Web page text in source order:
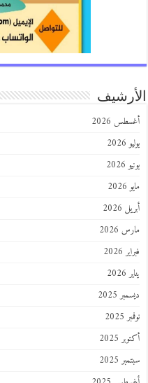
2026
2026
2025
2025
2025